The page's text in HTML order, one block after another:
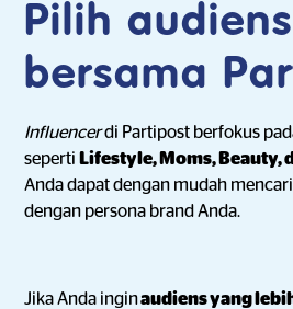
Pilih audiens
bersama
Influencerdi Partipost berfokus
seperti Lifestyle, Moms, Beauty,
Anda dapat dengan mudah
dengan persona brand Anda.
Jika Anda inginaudiens yang